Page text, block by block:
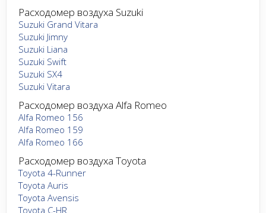
Расходомер воздуха Suzuki
Suzuki Grand Vitara
Suzuki Jimny
Suzuki Liana
Suzuki Swift
Suzuki SX4
Suzuki Vitara
Расходомер воздуха Alfa Romeo
Alfa Romeo 156
Alfa Romeo 159
Alfa Romeo 166
Расходомер воздуха Toyota
Toyota 4-Runner
Toyota Auris
Toyota Avensis
Toyota C-HR